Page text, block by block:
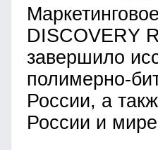
DISCOVERY
завершило
полимерно-
России, а
России и